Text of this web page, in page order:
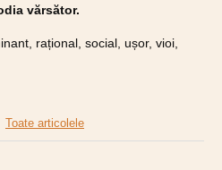
vărsător.
rațional, social, ușor, vioi,
Toate articolele